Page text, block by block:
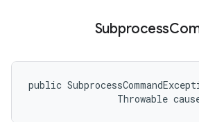
Subprocess
public
Throwable